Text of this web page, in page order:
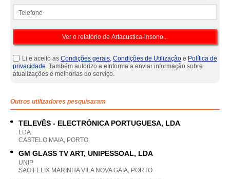
Li e aceito as Condições gerais, Condições de Utilização e Política de
privacidade. Também autorizo a eInforma a enviar informação sobre
atualizações e melhorias do serviço.
Outros utilizadores pesquisaram
TELEVÊS - ELECTRÓNICA PORTUGUESA, LDA
LDA
CASTELO MAIA, PORTO
GM GLASS TV ART, UNIPESSOAL, LDA
UNIP
SAO FELIX MARINHA VILA NOVA GAIA, PORTO